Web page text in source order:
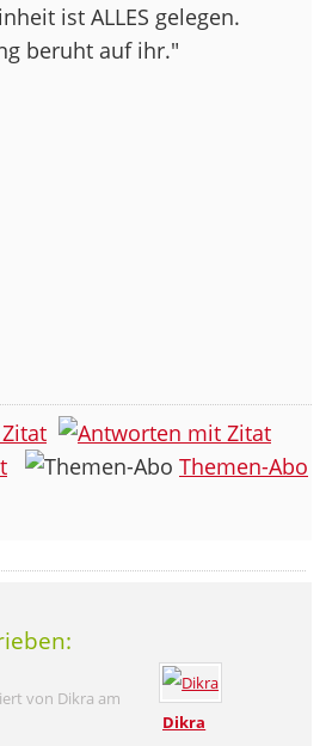
ist ALLES gelegen.
beruht auf ihr."
Zitat
Themen-Abo
Dikra
von Dikra am